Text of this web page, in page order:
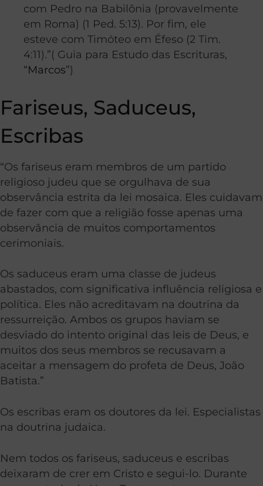
com Pedro na Babilônia (provavelmente
em Roma) (1 Ped. 5:13). Por fim, ele
esteve com Timóteo em Éfeso (2 Tim.
4:11).”( Guia para Estudo das Escrituras,
“Marcos”)
Fariseus, Saduceus,
Escribas
“Os fariseus eram membros de um partido
religioso judeu que se orgulhava de sua
observância estrita da lei mosaica. Eles cuidavam
de fazer com que a religião fosse apenas uma
observância de muitos comportamentos
cerimoniais.
Os saduceus eram uma classe de judeus
abastados, com significativa influência religiosa e
política. Eles não acreditavam na doutrina da
ressurreição. Ambos os grupos haviam se
desviado do intento original das leis de Deus, e
muitos dos seus membros se recusavam a
aceitar a mensagem do profeta de Deus, João
Batista.”
Os escribas eram os doutores da lei. Especialistas
na doutrina judaica.
Nem todos os fariseus, saduceus e escribas
deixaram de crer em Cristo e segui-lo. Durante